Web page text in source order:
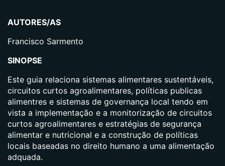
AUTORES/AS
Francisco Sarmento
SINOPSE
Este guia relaciona sistemas alimentares sustentáveis,
circuitos curtos agroalimentares, políticas publicas
alimentres e sistemas de governança local tendo em
vista a implementação e a monitorização de circuitos
curtos agroalimentares e estratégias de segurança
alimentar e nutricional e a construção de políticas
locais baseadas no direito humano a uma alimentação
adquada.